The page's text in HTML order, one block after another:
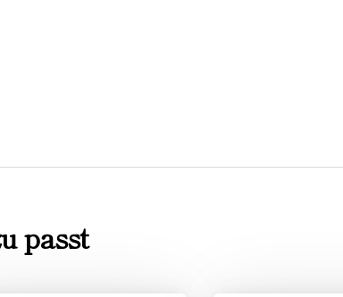
passt